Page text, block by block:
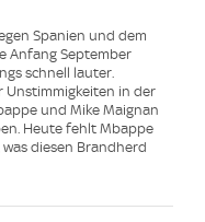
Spanien und dem
Anfang September
schnell lauter.
Unstimmigkeiten in der
und Mike Maignan
Heute fehlt Mbappe
diesen Brandherd